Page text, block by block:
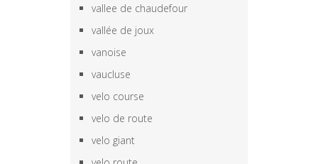
vallee de chaudefour
vallée de joux
vanoise
vaucluse
velo course
velo de route
velo giant